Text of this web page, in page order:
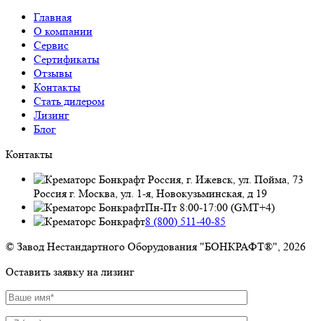
Главная
О компании
Сервис
Сертификаты
Отзывы
Контакты
Стать дилером
Лизинг
Блог
Контакты
Россия, г. Ижевск, ул. Пойма, 73
Россия г. Москва, ул. 1-я, Новокузьминская, д 19
Пн-Пт 8:00-17:00 (GMT+4)
8 (800) 511-40-85
© Завод Нестандартного Оборудования "БОНКРАФТ®", 2026
Оставить заявку на лизинг